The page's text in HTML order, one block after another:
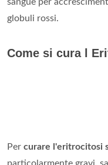
globuli rossi.
Come si cura l
Per curare l'eritrocitosi